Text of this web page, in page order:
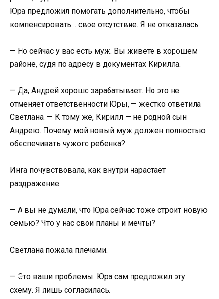
Юра предложил помогать дополнительно, чтобы
компенсировать… свое отсутствие. Я не отказалась.
— Но сейчас у вас есть муж. Вы живете в хорошем
районе, судя по адресу в документах Кирилла.
— Да, Андрей хорошо зарабатывает. Но это не
отменяет ответственности Юры, — жестко ответила
Светлана. — К тому же, Кирилл — не родной сын
Андрею. Почему мой новый муж должен полностью
обеспечивать чужого ребенка?
Инга почувствовала, как внутри нарастает
раздражение.
— А вы не думали, что Юра сейчас тоже строит новую
семью? Что у нас свои планы и мечты?
Светлана пожала плечами.
— Это ваши проблемы. Юра сам предложил эту
схему. Я лишь согласилась.